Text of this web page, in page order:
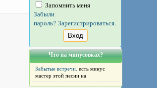
Запомнить меня
Забыли
пароль? Зарегистрироваться.
Что на минусовках?
Забытые встречи. есть минус
мастер этой песни на